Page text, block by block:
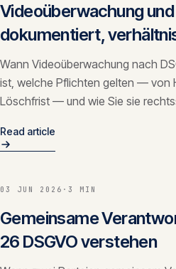
Videoüberwachung und
dokumentiert,
Wann Videoüberwachung nach
ist, welche Pflichten gelten — von
Löschfrist — und wie Sie sie
Read article
03 JUN 2026 · 3 MIN
Gemeinsame
26 DSGVO verstehen